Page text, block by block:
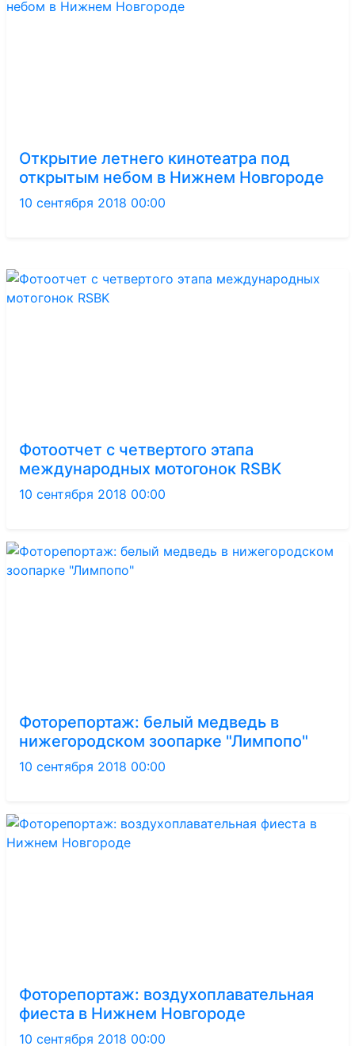
Открытие летнего кинотеатра под
открытым небом в Нижнем Новгороде
10 сентября 2018 00:00
Фотоотчет с четвертого этапа
международных мотогонок RSBK
10 сентября 2018 00:00
Фоторепортаж: белый медведь в
нижегородском зоопарке "Лимпопо"
10 сентября 2018 00:00
Фоторепортаж: воздухоплавательная
фиеста в Нижнем Новгороде
10 сентября 2018 00:00